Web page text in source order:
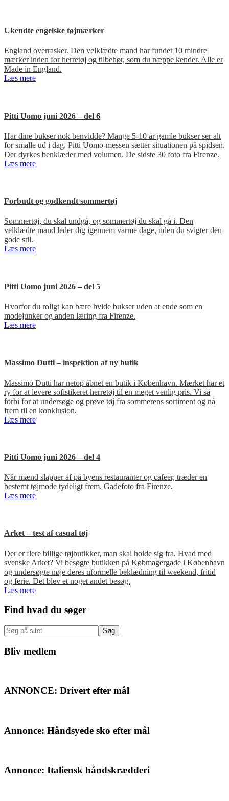
Ukendte engelske tøjmærker
England overrasker. Den velklædte mand har fundet 10 mindre
mærker inden for herretøj og tilbehør, som du næppe kender. Alle er
Made in England.
Læs mere
Pitti Uomo juni 2026 – del 6
Har dine bukser nok benvidde? Mange 5-10 år gamle bukser ser alt
for smalle ud i dag. Pitti Uomo-messen sætter situationen på spidsen.
Der dyrkes benklæder med volumen. De sidste 30 foto fra Firenze.
Læs mere
Forbudt og godkendt sommertøj
Sommertøj, du skal undgå, og sommertøj du skal gå i. Den
velklædte mand leder dig igennem varme dage, uden du svigter den
gode stil.
Læs mere
Pitti Uomo juni 2026 – del 5
Hvorfor du roligt kan bære hvide bukser uden at ende som en
modejunker og anden læring fra Firenze.
Læs mere
Massimo Dutti – inspektion af ny butik
Massimo Dutti har netop åbnet en butik i København. Mærket har et
ry for at levere sofistikeret herretøj til en meget venlig pris. Vi så
forbi for at undersøge og prøve tøj fra sommerens sortiment og nå
frem til en konklusion.
Læs mere
Pitti Uomo juni 2026 – del 4
Når mænd slapper af på byens restauranter og cafeer, træder en
bestemt tøjmode tydeligt frem. Gadefoto fra Firenze.
Læs mere
Arket – test af casual tøj
Der er flere billige tøjbutikker, man skal holde sig fra. Hvad med
svenske Arket? Vi besøgte butikken på Købmagergade i København
og undersøgte nøje deres uformelle beklædning til weekend, fritid
og ferie. Det blev et noget andet besøg.
Læs mere
Primær
Sidebar
Find hvad du søger
Søg
på
sitet
Bliv medlem
ANNONCE: Drivert efter mål
Annonce: Håndsyede sko efter mål
Annonce: Italiensk håndskrædderi